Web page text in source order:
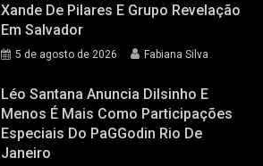
Xande De Pilares E Grupo Revelação
Em Salvador
5 de agosto de 2026 Fabiana Silva
Léo Santana Anuncia Dilsinho E
Menos É Mais Como Participações
Especiais Do PaGGodin Rio De
Janeiro